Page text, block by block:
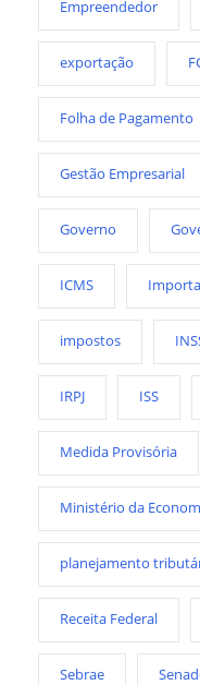
Empreendedor
exportação
Folha de Pagamento
Gestão Empresarial
Governo
ICMS
impostos
IRPJ ISS
Medida Provisória
Ministério da
planejamento
Receita Federal
Sebrae